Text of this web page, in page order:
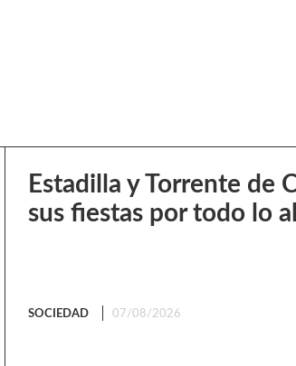
Estadilla y Torrente de
sus fiestas por todo lo
SOCIEDAD 07/08/2026